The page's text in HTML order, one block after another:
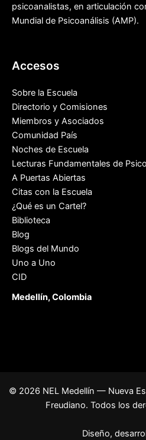
psicoanalistas, en articulación
Mundial de Psicoanálisis (AMP).
Accesos
Sobre la Escuela
Directorio y Comisiones
Miembros y Asociados
Comunidad País
Noches de Escuela
Lecturas Fundamentales de
A Puertas Abiertas
Citas con la Escuela
¿Qué es un Cartel?
Biblioteca
Blog
Blogs del Mundo
Uno a Uno
CID
Medellín, Colombia
© 2026 NEL Medellín — Nueva
Freudiano. Todos los
Diseño,